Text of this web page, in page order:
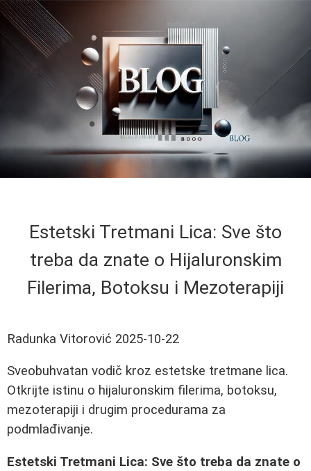
Estetski Tretmani Lica: Sve što
treba da znate o Hijaluronskim
Filerima, Botoksu i Mezoterapiji
Radunka Vitorović 2025-10-22
Sveobuhvatan vodič kroz estetske tretmane lica.
Otkrijte istinu o hijaluronskim filerima, botoksu,
mezoterapiji i drugim procedurama za
podmlađivanje.
Estetski Tretmani Lica: Sve što treba da znate o